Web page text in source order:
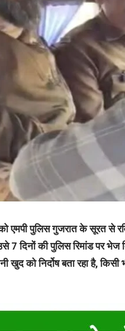
को एमपी पुलिस गुजरात के सूरत से
7 दिनों की पुलिस रिमांड पर
को निर्दोष बता रहा है, किसी